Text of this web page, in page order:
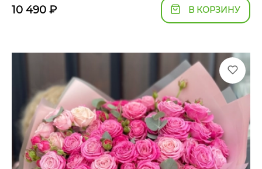
10 490 ₽ В КОРЗИНУ